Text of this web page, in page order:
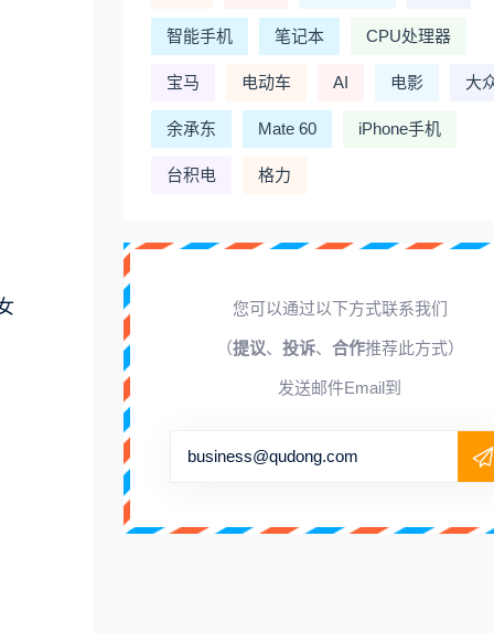
智能手机 笔记本 CPU处理器
宝马 电动车 AI 电影 大
余承东 Mate 60 iPhone手机
台积电 格力
您可以通过以下方式联系我们
（提议、 投诉、 合作推荐此方式）
发送邮件Email到
business@qudong.com